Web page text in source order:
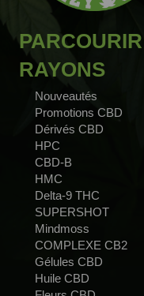
RAYONS
Nouveautés
Promotions CBD
Dérivés CBD
HPC
CBD-B
HMC
Delta-9 THC
SUPERSHOT
Mindmoss
COMPLEXE CB2
Gélules CBD
Huile CBD